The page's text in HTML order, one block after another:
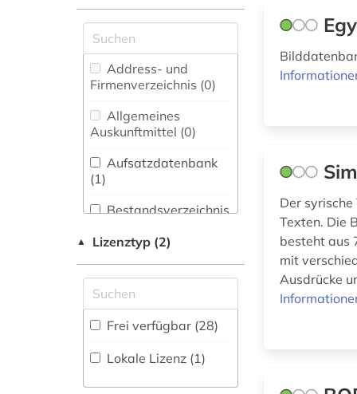
Vermessungswesen (0)
Biologie,
Biotechnologie (0)
Buch- und
Bibliothekswesen,
Informationswissenschaft
(2)
Pharmazie (0)
Elektrotechnik,
Elektronik,
Nachrichtentechnik (0)
Energietechnik (0)
Ethnologie (5)
Europäisches
altes ägypten (1)
altkanaanäisch (1)
altpersisch (1)
anthologie (1)
antike (1)
arabisch (2)
arabische staaten
arabistik (3)
archäologie (2)
assyriologie (2)
assyrisch (1)
autor (1)
Address- und
Firmenverzeichnis (0)
Allgemeines
Auskunftmittel (0)
Aufsatzdatenbank
(1)
Bestandsverzeichnis
Buchhandelsverzeichnis
Disziplinäre
Forschungsdatenrepositorien
▲ Lizenztyp (2)
Frei verfügbar (28)
Lokale Lizenz (1)
Der
Texten. Die
besteht aus
mit
Ausdrücke